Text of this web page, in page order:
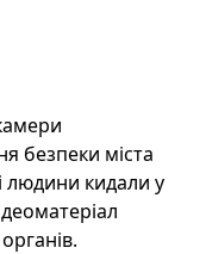
безпеки міста
людини кидали у